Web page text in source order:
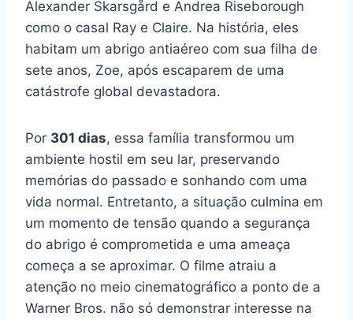
Alexander Skarsgård e Andrea Riseborough
como o casal Ray e Claire. Na história, eles
habitam um abrigo antiaéreo com sua filha de
sete anos, Zoe, após escaparem de uma
catástrofe global devastadora.
Por 301 dias, essa família transformou um
ambiente hostil em seu lar, preservando
memórias do passado e sonhando com uma
vida normal. Entretanto, a situação culmina em
um momento de tensão quando a segurança
do abrigo é comprometida e uma ameaça
começa a se aproximar. O filme atraiu a
atenção no meio cinematográfico a ponto de a
Warner Bros. não só demonstrar interesse na